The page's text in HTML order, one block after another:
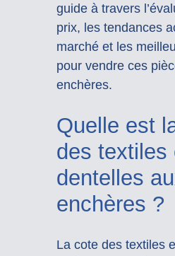
guide à travers
prix, les tendances
marché et les
pour vendre ces
enchères.
Quelle est
des textiles
dentelles
enchères ?
La cote des textiles